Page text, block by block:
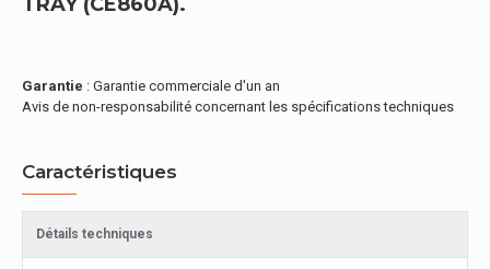
Garantie : Garantie commerciale d'un an
Avis de non-responsabilité concernant les spécifications techniques
Caractéristiques
Détails techniques